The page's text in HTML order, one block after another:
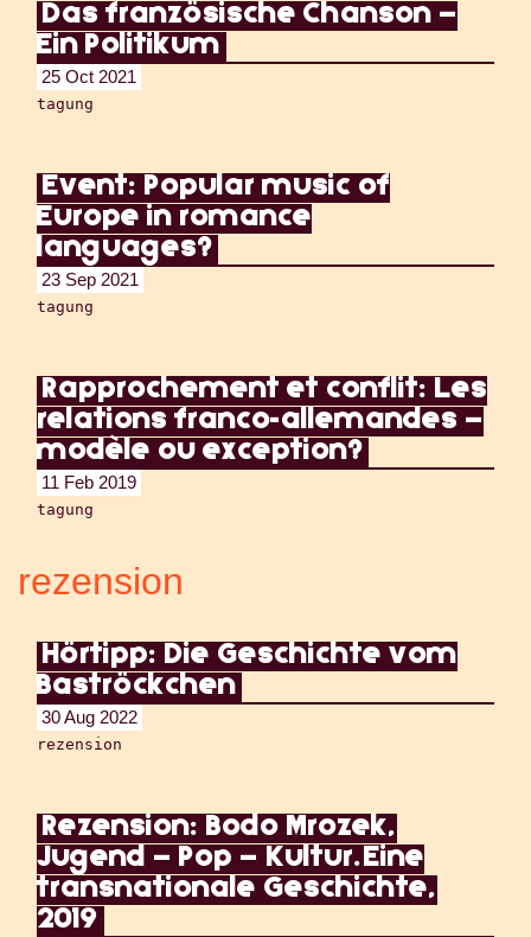
Das französische Chanson –
Ein Politikum
25 Oct 2021
tagung
Event: Popular music of
Europe in romance
languages?
23 Sep 2021
tagung
Rapprochement et conflit: Les
relations franco-allemandes –
modèle ou exception?
11 Feb 2019
tagung
rezension
Hörtipp: Die Geschichte vom
Baströckchen
30 Aug 2022
rezension
Rezension: Bodo Mrozek,
Jugend – Pop – Kultur.Eine
transnationale Geschichte,
2019